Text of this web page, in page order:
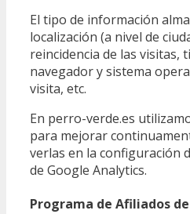
El tipo de información
localización (a nivel de
reincidencia de las visitas,
navegador y sistema
visita, etc.
En perro-verde.es
para mejorar
verlas en la configuración
de Google Analytics.
Programa de Afiliados